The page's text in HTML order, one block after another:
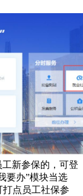
新参保的，可登
要办”模块当选
打点员工社保参